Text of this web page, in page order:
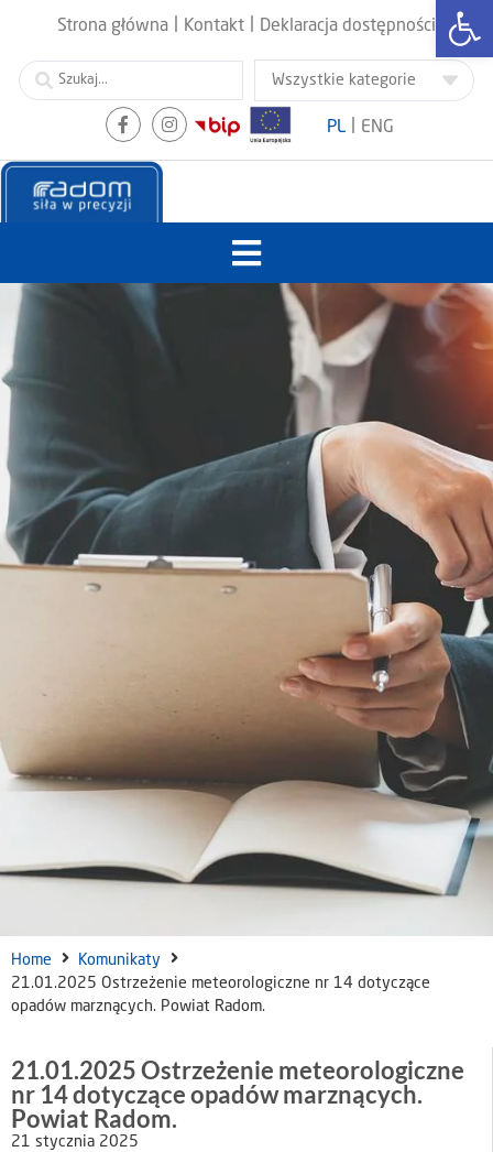
Strona główna Kontakt Deklaracja dostępności
PL ENG
Home
Komunikaty
21.01.2025 Ostrzeżenie meteorologiczne nr 14 dotyczące
opadów marznących. Powiat Radom.
21.01.2025 Ostrzeżenie meteorologiczne
nr 14 dotyczące opadów marznących.
Powiat Radom.
21 stycznia 2025